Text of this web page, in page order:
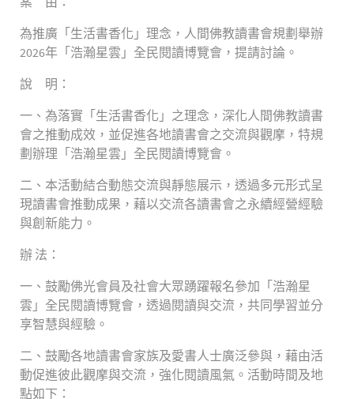
為推廣「生活書香化」理念，人間佛教讀書會規劃舉辦
2026年「浩瀚星雲」全民閱讀博覽會，提請討論。
說 明：
一、為落實「生活書香化」之理念，深化人間佛教讀書
會之推動成效，並促進各地讀書會之交流與觀摩，特規
劃辦理「浩瀚星雲」全民閱讀博覽會。
二、本活動結合動態交流與靜態展示，透過多元形式呈
現讀書會推動成果，藉以交流各讀書會之永續經營經驗
與創新能力。
辦 法：
一、鼓勵佛光會員及社會大眾踴躍報名參加「浩瀚星
雲」全民閱讀博覽會，透過閱讀與交流，共同學習並分
享智慧與經驗。
二、鼓勵各地讀書會家族及愛書人士廣泛參與，藉由活
動促進彼此觀摩與交流，強化閱讀風氣。活動時間及地
點如下：